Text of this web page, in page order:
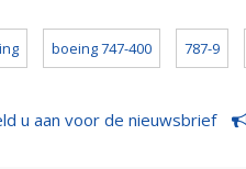
boeing 747-400 787-9
u aan voor de nieuwsbrief